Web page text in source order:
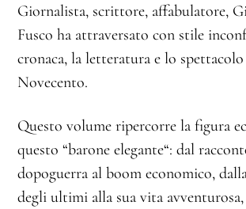
Giornalista, scrittore, affabulatore,
Fusco ha attraversato con stile
cronaca, la letteratura e lo
Novecento.
Questo volume ripercorre la figura
questo “barone elegante“: dal
dopoguerra al boom economico,
degli ultimi alla sua vita avventurosa,